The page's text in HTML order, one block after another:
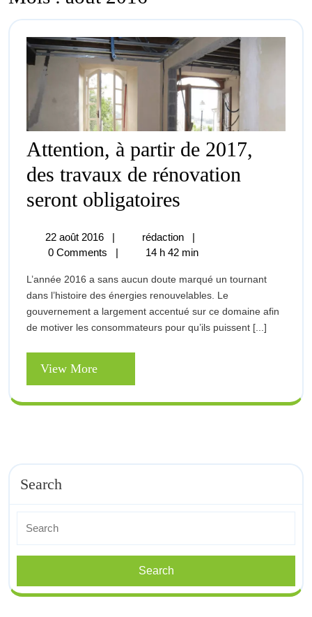
Attention, à partir de 2017,
des travaux de rénovation
seront obligatoires
partir
de
2017,
des
rénovation
22 août 2016
22
août
| rédaction
Attention,
à
de
2017,
des
travaux
|
0 Comments
| 14 h 42 min
L’année 2016 a sans aucun doute marqué un tournant
dans l’histoire des énergies renouvelables. Le
gouvernement a largement accentué sur ce domaine afin
de motiver les consommateurs pour qu’ils puissent [...]
View More
More
Search
for: